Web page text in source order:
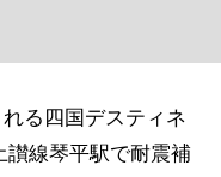
る四国デスティネ
讃線琴平駅で耐震補